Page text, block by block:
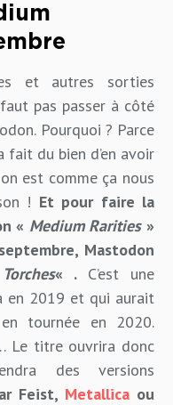
et autres sorties
pas passer à côté
Pourquoi ? Parce
fait du bien d’en avoir
est comme ça nous
! Et pour faire la
« Medium Rarities»
Mastodon
« .C’est une
en 2019 et qui aurait
tournée en 2020.
Le titre ouvrira donc
des versions
Feist, Metallica ou